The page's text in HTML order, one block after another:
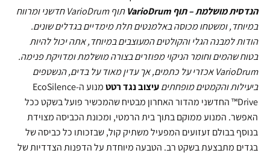
הנדסית מושלמת – תוף VarioDrum
תוף VarioDrum חדשני ומרווח
במיוחד, ומשטחו מכוסה באלמנטים תלת מימדיים בגדלים שונים.
הודות למבנה הגלי והקולטים המעוצבים במיוחד,אתה יכול להיות
בטוח שהמים וחומר הניקוי מפוזרים בצורה מושלמת ומדויקת פנימה.
VarioDrum אכזרי על כתמים, אך עדין מאוד על בדים,
הנשטפים
ביעילות והקמטים מופחתיםעיצוב נגד רטט
מנוע ה-EcoSilence
Drive™ החדשני מהדור האחרון מבטיח שהמכשיר פועל בשקט ככל
האפשר. המנוע ממוקם בתוך בית הרמטי, ומכונת הכביסה מצוידת
בנוסף בבולם זעזועים המפעיל משתיק קול, שבזכותו כל כביסה של
בגדים מתבצעת בשקט רב. הטבעה מיוחדת על הדפנות הצדדיות של